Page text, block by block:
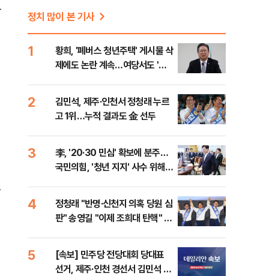
정치 많이 본 기사
1
황희, '폐버스 청년주택' 게시물 삭
제에도 논란 계속…여당서도 '내
2
김민석, 제주·인천서 정청래 누르
고 1위…누적 결과도 金 선두
3
李, '20·30 민심' 확보에 분주…
국민의힘, '청년 지지' 사수 위해
4
정청래 "반명·신천지 의혹 당원 심
판" 송영길 "이제 조희대 탄핵" 김
5
[속보] 민주당 전당대회 당대표
선거, 제주·인천 경선서 김민석 승